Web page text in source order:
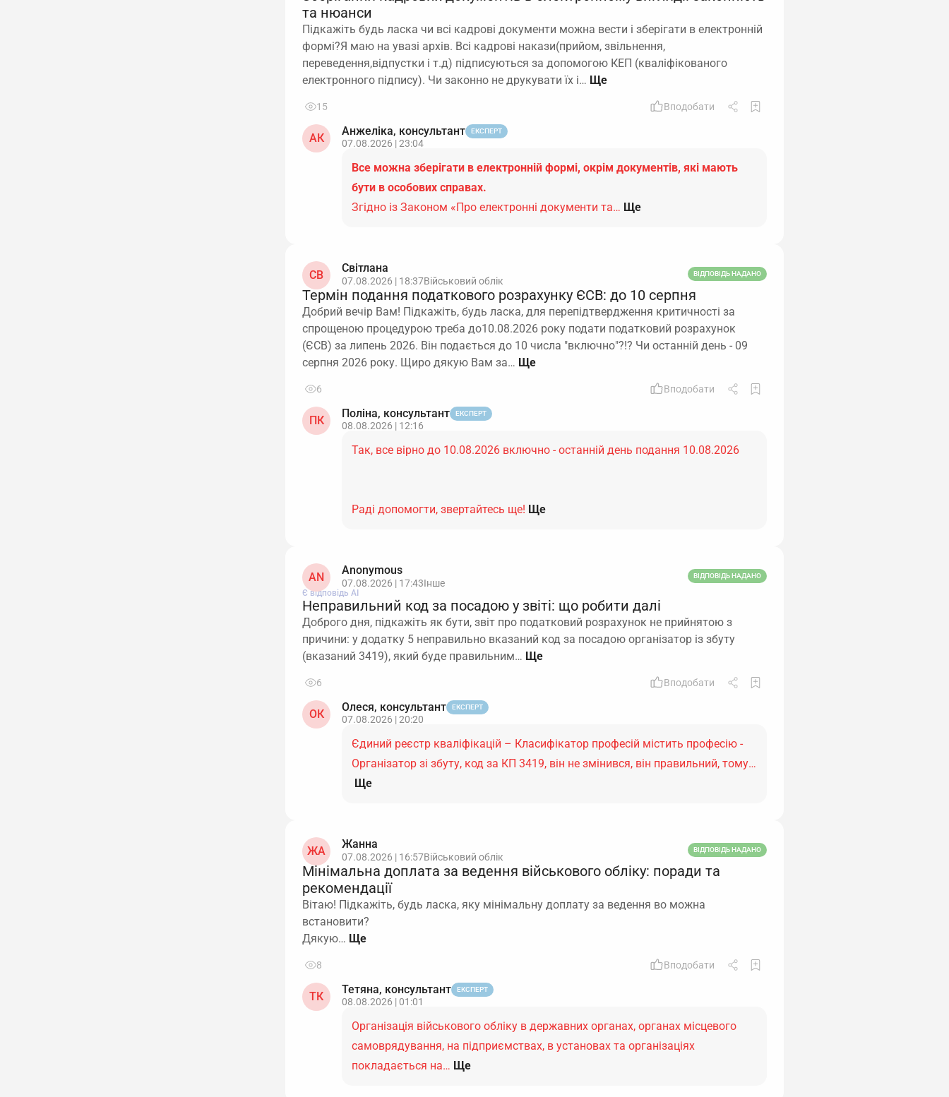
та нюанси
Підкажіть будь ласка чи всі кадрові документи можна вести і зберігати в електронній
формі?Я маю на увазі архів. Всі кадрові накази(прийом, звільнення,
переведення,відпустки і т.д) підписуються за допомогою КЕП (кваліфікованого
електронного підпису). Чи законно не друкувати їх і…
15 Вподобати
АК
Анжеліка, консультант ЕКСПЕРТ
07.08.2026 | 23:04
Все можна зберігати в електронній формі, окрім документів, які мають
бути в особових справах.
Згідно із Законом «Про електронні документи та… Ще
СВ
Світлана
07.08.2026 | 18:37Військовий облік
ВІДПОВІДЬ НАДАНО
Термін подання податкового розрахунку ЄСВ: до 10 серпня
Добрий вечір Вам! Підкажіть, будь ласка, для перепідтвердження критичності за
спрощеною процедурою треба до10.08.2026 року подати податковий розрахунок
(ЄСВ) за липень 2026. Він подається до 10 числа "включно"?!? Чи останній день - 09
серпня 2026 року. Щиро дякую Вам за…
6 Вподобати
ПК
Поліна, консультант ЕКСПЕРТ
08.08.2026 | 12:16
Так, все вірно до 10.08.2026 включно - останній день подання 10.08.2026
Раді допомогти, звертайтесь ще! Ще
AN
Anonymous
07.08.2026 | 17:43Інше
ВІДПОВІДЬ НАДАНО
Є відповідь АІ
Неправильний код за посадою у звіті: що робити далі
Доброго дня, підкажіть як бути, звіт про податковий розрахунок не прийнятою з
причини: у додатку 5 неправильно вказаний код за посадою організатор із збуту
(вказаний 3419), який буде правильним…
6 Вподобати
ОК
Олеся, консультант ЕКСПЕРТ
07.08.2026 | 20:20
Єдиний реєстр кваліфікацій – Класифікатор професій містить професію -
Організатор зі збуту, код за КП 3419, він не змінився, він правильний, тому…
Ще
ЖА
Жанна
07.08.2026 | 16:57Військовий облік
ВІДПОВІДЬ НАДАНО
Мінімальна доплата за ведення військового обліку: поради та
рекомендації
Вітаю! Підкажіть, будь ласка, яку мінімальну доплату за ведення во можна
встановити?
Дякую…
8 Вподобати
ТК
Тетяна, консультант ЕКСПЕРТ
08.08.2026 | 01:01
Організація військового обліку в державних органах, органах місцевого
самоврядування, на підприємствах, в установах та організаціях
покладається на… Ще